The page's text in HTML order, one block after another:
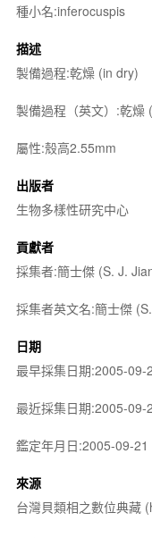
種小名:inferocuspis
描述
製備過程:乾燥 (in dry)
製備過程（英文）:乾燥
屬性:殼高2.55mm
出版者
生物多樣性研究中心
貢獻者
採集者:簡士傑 (S. J.
採集者英文名:簡士傑
日期
最早採集日期:2005-09-
最近採集日期:2005-09-
鑑定年月日:2005-09-21
來源
台灣貝類相之數位典藏